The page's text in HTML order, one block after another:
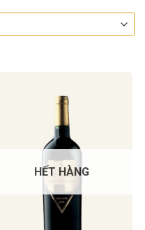
HẾT HÀNG